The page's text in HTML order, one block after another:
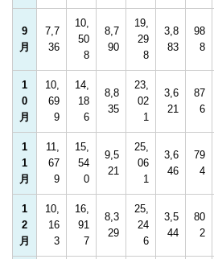
9
月
7,7
36
10,
50
8
8,7
90
19,
29
8
3,8
83
98
8
1
0
月
10,
69
9
14,
18
6
8,8
35
23,
02
1
3,6
21
87
6
1
1
月
11,
67
9
15,
54
0
9,5
21
25,
06
1
3,6
46
79
4
1
2
月
10,
16
3
16,
91
7
8,3
29
25,
24
6
3,5
44
80
2